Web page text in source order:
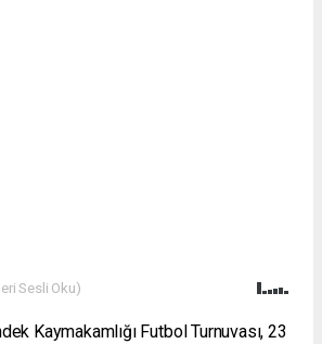
Sesli Oku)
Kaymakamlığı Futbol Turnuvası, 23